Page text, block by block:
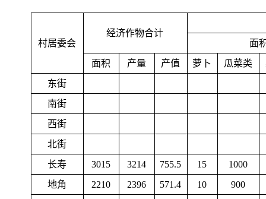
村居委会
经济作物合计
面
面积
产量 产值 萝卜 瓜菜类
东街
南街
西街
北街
长寿
3015 3214 755.5 15
1000
地角
2210 2396 571.4 10
900